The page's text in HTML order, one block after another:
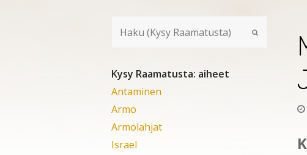
Kysy Raamatusta: aiheet
Antaminen
Armo
Armolahjat
Israel